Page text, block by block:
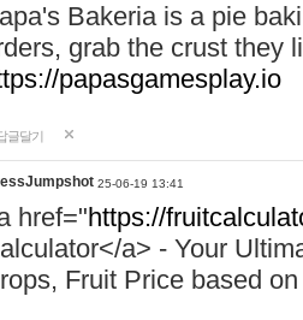
Bakeria is a pie
grab the crust they
papasgamesplay.io
글달기
25-06-19 13:41
href="https://
a> - Your
Fruit Price based